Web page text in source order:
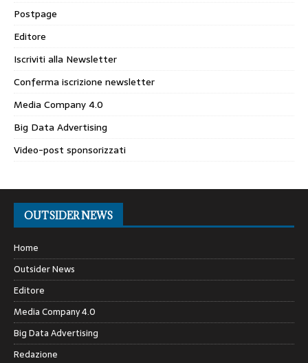
Postpage
Editore
Iscriviti alla Newsletter
Conferma iscrizione newsletter
Media Company 4.0
Big Data Advertising
Video-post sponsorizzati
OUTSIDER NEWS
Home
Outsider News
Editore
Media Company 4.0
Big Data Advertising
Redazione